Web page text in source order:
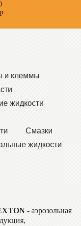
и клеммы
жидкости
Смазки
жидкости
- аэрозольная